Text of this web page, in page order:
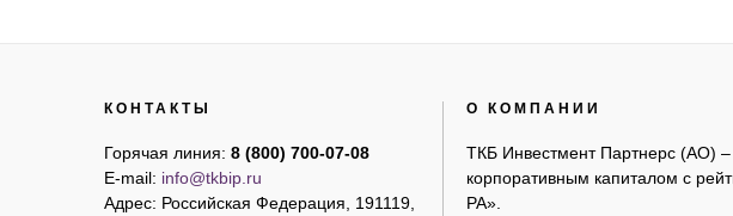
КОНТАКТЫ
Горячая линия: 8 (800) 700-07-08
E-mail: info@tkbip.ru
Адрес: Российская Федерация, 191119,
О КОМПАНИИ
ТКБ Инвестмент Партнерс (АО)
корпоративным капиталом с
РА».